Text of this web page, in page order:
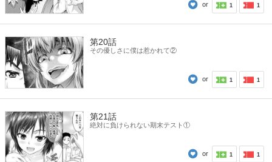
or 1 1
第20話
その優しさに僕は惹かれて②
or 1 1
第21話
絶対に負けられない期末テスト①
or 1 1